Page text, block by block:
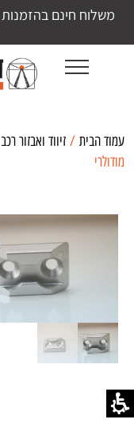
עמוד הבית / זיווד ואבזור רכב
מודולרי